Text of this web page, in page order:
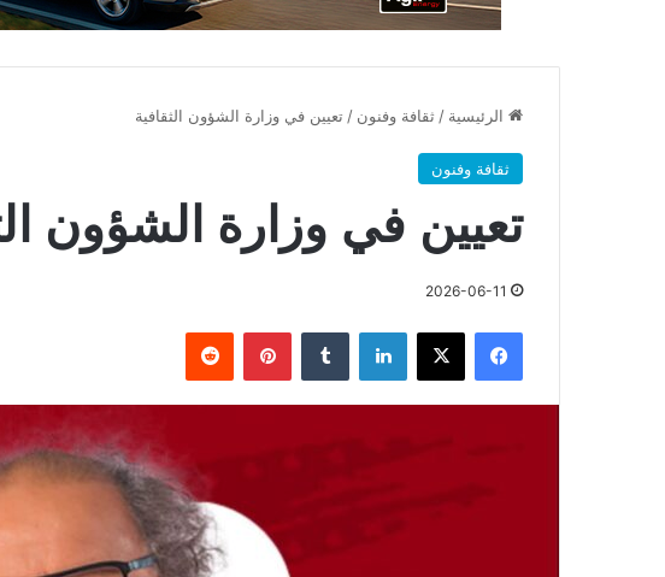
الرئيسية / ثقافة وفنون / تعيين في وزارة الشؤون الثقافية
ثقافة وفنون
تعيين في وزارة الشؤون
2026-06-11
فيسبوك X لينكدإن بينتيريست